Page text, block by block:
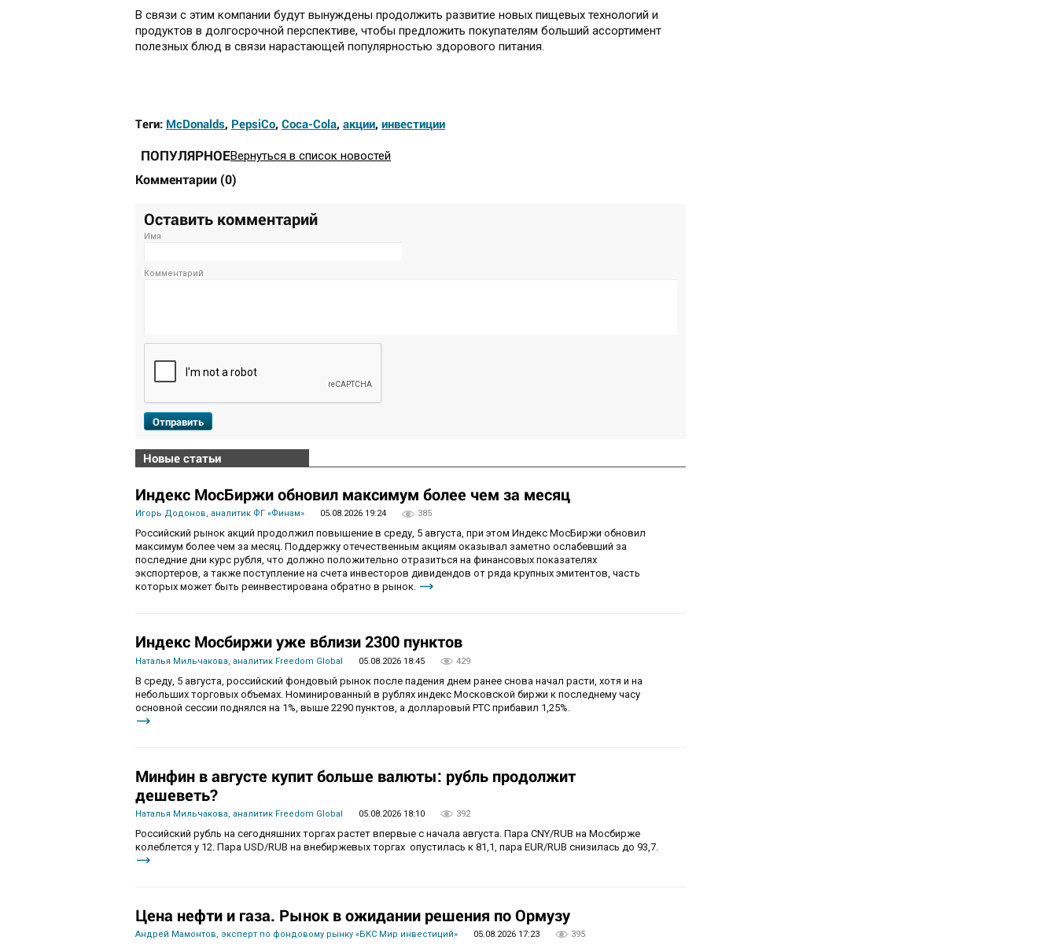
В связи с этим компании будут вынуждены продолжить развитие новых пищевых технологий и
продуктов в долгосрочной перспективе, чтобы предложить покупателям больший ассортимент
полезных блюд в связи нарастающей популярностью здорового питания.
Теги: McDonalds, PepsiCo, Coca-Cola, акции, инвестиции
ПОПУЛЯРНОЕВернуться в список новостей
Комментарии (0)
Оставить комментарий
Имя
Комментарий
Отправить
Новые статьи
Индекс МосБиржи обновил максимум более чем за месяц
Игорь Додонов, аналитик ФГ «Финам» 05.08.2026 19:24 385
Российский рынок акций продолжил повышение в среду, 5 августа, при этом Индекс МосБиржи обновил
максимум более чем за месяц. Поддержку отечественным акциям оказывал заметно ослабевший за
последние дни курс рубля, что должно положительно отразиться на финансовых показателях
экспортеров, а также поступление на счета инвесторов дивидендов от ряда крупных эмитентов, часть
которых может быть реинвестирована обратно в рынок.
Индекс Мосбиржи уже вблизи 2300 пунктов
Наталья Мильчакова, аналитик Freedom Global 05.08.2026 18:45 429
В среду, 5 августа, российский фондовый рынок после падения днем ранее снова начал расти, хотя и на
небольших торговых объемах. Номинированный в рублях индекс Московской биржи к последнему часу
основной сессии поднялся на 1%, выше 2290 пунктов, а долларовый РТС прибавил 1,25%.
Минфин в августе купит больше валюты: рубль продолжит
дешеветь?
Наталья Мильчакова, аналитик Freedom Global 05.08.2026 18:10 392
Российский рубль на сегодняшних торгах растет впервые с начала августа. Пара CNY/RUB на Мосбирже
колеблется у 12. Пара USD/RUB на внебиржевых торгах опустилась к 81,1, пара EUR/RUB снизилась до 93,7.
Цена нефти и газа. Рынок в ожидании решения по Ормузу
Андрей Мамонтов, эксперт по фондовому рынку «БКС Мир инвестиций» 05.08.2026 17:23 395